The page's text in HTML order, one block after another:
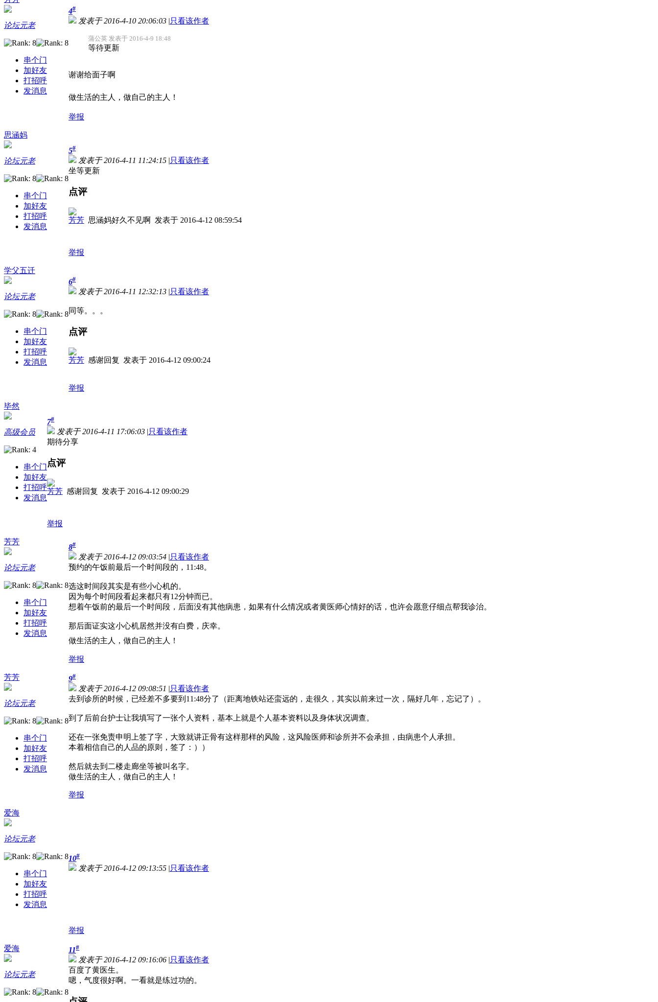
论坛元老
串个门
加好友
打招呼
发消息
4#
发表于 2016-4-10 20:06:03 |只看该作者
蒲公英 发表于 2016-4-9 18:48
等待更新
谢谢给面子啊
做生活的主人，做自己的主人！
举报
思涵妈
论坛元老
串个门
加好友
打招呼
发消息
5#
发表于 2016-4-11 11:24:15 |只看该作者
坐等更新
点评
芳芳 思涵妈好久不见啊 发表于 2016-4-12 08:59:54
举报
学父五迁
论坛元老
串个门
加好友
打招呼
发消息
6#
发表于 2016-4-11 12:32:13 |只看该作者
同等。。。
点评
芳芳 感谢回复 发表于 2016-4-12 09:00:24
举报
毕然
高级会员
串个门
加好友
打招呼
发消息
7#
发表于 2016-4-11 17:06:03 |只看该作者
期待分享
点评
芳芳 感谢回复 发表于 2016-4-12 09:00:29
举报
芳芳
论坛元老
串个门
加好友
打招呼
发消息
8#
发表于 2016-4-12 09:03:54 |只看该作者
预约的午饭前最后一个时间段的，11:48。
选这时间段其实是有些小心机的。
因为每个时间段看起来都只有12分钟而已。
想着午饭前的最后一个时间段，后面没有其他病患，如果有什么情况或者黄医师心情好的话，也许会愿意仔细点帮我诊治。
那后面证实这小心机居然并没有白费，庆幸。
做生活的主人，做自己的主人！
举报
芳芳
论坛元老
串个门
加好友
打招呼
发消息
9#
发表于 2016-4-12 09:08:51 |只看该作者
去到诊所的时候，已经差不多要到11:48分了（距离地铁站还蛮远的，走很久，其实以前来过一次，隔好几年，忘记了）。
到了后前台护士让我填写了一张个人资料，基本上就是个人基本资料以及身体状况调查。
还在一张免责申明上签了字，大致就讲正骨有这样那样的风险，这风险医师和诊所并不会承担，由病患个人承担。
本着相信自己的人品的原则，签了：））
然后就去到二楼走廊坐等被叫名字。
做生活的主人，做自己的主人！
举报
爱海
论坛元老
串个门
加好友
打招呼
发消息
10#
发表于 2016-4-12 09:13:55 |只看该作者
举报
爱海
论坛元老
11#
发表于 2016-4-12 09:16:06 |只看该作者
百度了黄医生。
嗯，气度很好啊。一看就是练过功的。